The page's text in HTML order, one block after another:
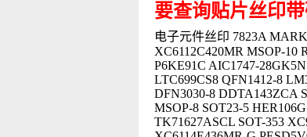
要查询贴片丝印带
电子元件丝印 7823A
XC6112C420MR MSOP-10
P6KE91C AIC1747-
LTC699CS8 QFN1412-8
DFN3030-8 DDTA143ZCA
MSOP-8 SOT23-5
TK71627ASCL SOT-353